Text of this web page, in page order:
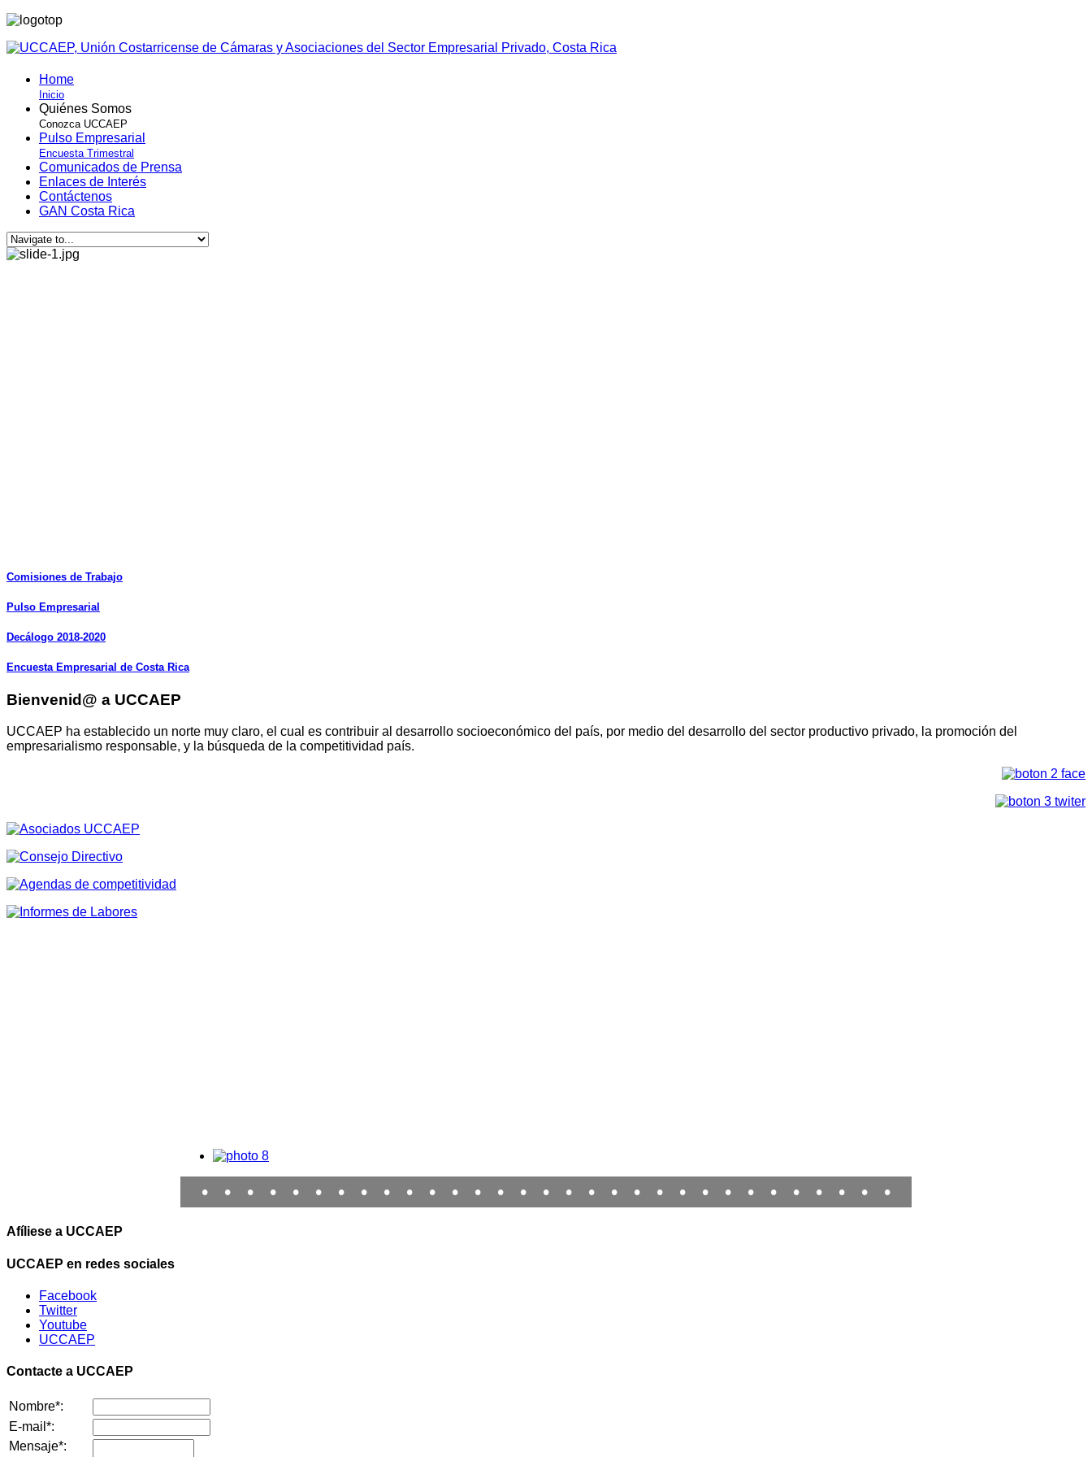
Home
Inicio
Quiénes Somos
Conozca UCCAEP
Pulso Empresarial
Encuesta Trimestral
Comunicados de Prensa
Enlaces de Interés
Contáctenos
GAN Costa Rica
Comisiones de Trabajo
Pulso Empresarial
Decálogo 2018-2020
Encuesta Empresarial de Costa Rica
Bienvenid@ a UCCAEP
UCCAEP ha establecido un norte muy claro, el cual es contribuir al desarrollo socioeconómico del país, por medio del desarrollo del sector productivo privado, la promoción del
empresarialismo responsable, y la búsqueda de la competitividad país.
• • • • • • • • • • • • • • • • • • • • • • • • • • • • • • •
Afíliese a UCCAEP
UCCAEP en redes sociales
Facebook
Twitter
Youtube
UCCAEP
Contacte a UCCAEP
Nombre*:
E-mail*:
Mensaje*: